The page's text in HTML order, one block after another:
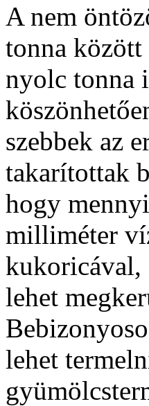
A nem
tonna
nyolc tonna
szebbek az
takarítottak
hogy
milliméter
kukoricával,
lehet
lehet